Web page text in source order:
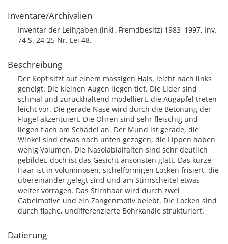
Inventare/Archivalien
Inventar der Leihgaben (inkl. Fremdbesitz) 1983–1997, Inv.
74 S. 24-25 Nr. Lei 48.
Beschreibung
Der Kopf sitzt auf einem massigen Hals, leicht nach links
geneigt. Die kleinen Augen liegen tief. Die Lider sind
schmal und zurückhaltend modelliert, die Augäpfel treten
leicht vor. Die gerade Nase wird durch die Betonung der
Flügel akzentuiert. Die Ohren sind sehr fleischig und
liegen flach am Schädel an. Der Mund ist gerade, die
Winkel sind etwas nach unten gezogen, die Lippen haben
wenig Volumen. Die Nasolabialfalten sind sehr deutlich
gebildet, doch ist das Gesicht ansonsten glatt. Das kurze
Haar ist in voluminösen, sichelförmigen Locken frisiert, die
übereinander gelegt sind und am Stirnscheitel etwas
weiter vorragen. Das Stirnhaar wird durch zwei
Gabelmotive und ein Zangenmotiv belebt. Die Locken sind
durch flache, undifferenzierte Bohrkanäle strukturiert.
Datierung